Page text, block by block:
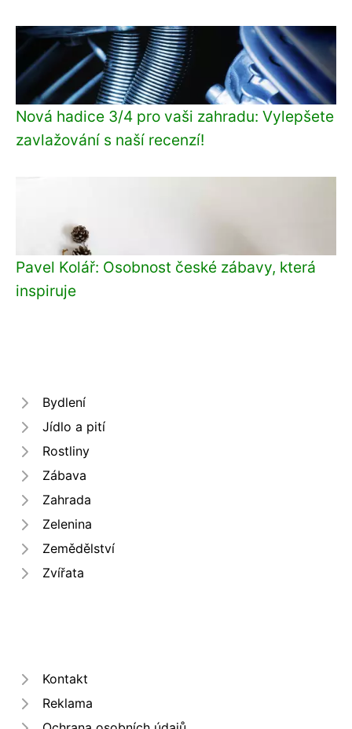
Nová hadice 3/4 pro vaši zahradu: Vylepšete
zavlažování s naší recenzí!
Pavel Kolář: Osobnost české zábavy, která
inspiruje
Bydlení
Jídlo a pití
Rostliny
Zábava
Zahrada
Zelenina
Zemědělství
Zvířata
Kontakt
Reklama